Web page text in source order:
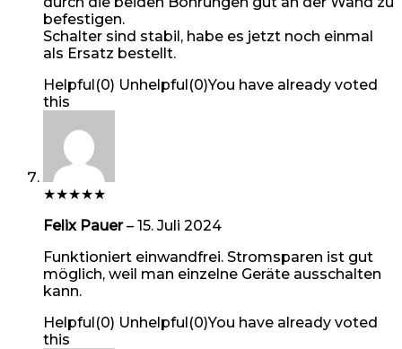
befestigen.
Schalter sind stabil, habe es jetzt noch einmal
als Ersatz bestellt.
Helpful(0) Unhelpful(0)You have already voted
this
★★★★★
Felix Pauer– 15. Juli 2024
Funktioniert einwandfrei. Stromsparen ist gut
möglich, weil man einzelne Geräte ausschalten
kann.
Helpful(0) Unhelpful(0)You have already voted
this